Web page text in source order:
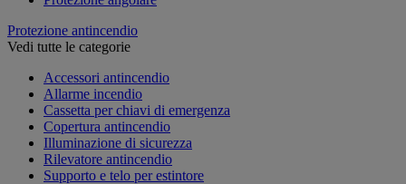
Protezione antincendio
Vedi tutte le categorie
Accessori antincendio
Allarme incendio
Cassetta per chiavi di emergenza
Copertura antincendio
Illuminazione di sicurezza
Rilevatore antincendio
Supporto e telo per estintore